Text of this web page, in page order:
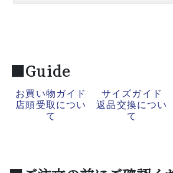
■Guide
お買い物ガイド サイズガイド
店頭受取につい
て
返品交換につい
て